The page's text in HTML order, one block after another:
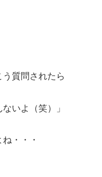
質問されたら
いよ（笑）」
・・・